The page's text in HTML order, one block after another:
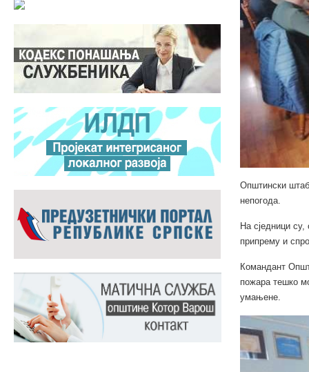
Општински штаб
непогода.
На сједници
припрему и
Командант
пожара тешко
умањене.